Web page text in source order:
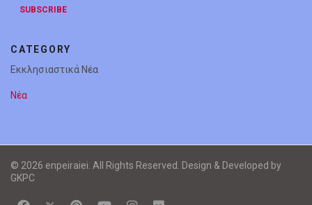
SUBSCRIBE
CATEGORY
Εκκλησιαστικά Νέα
Νέα
© 2026 enpeiraiei. All Rights Reserved. Design & Developed by
GKPC